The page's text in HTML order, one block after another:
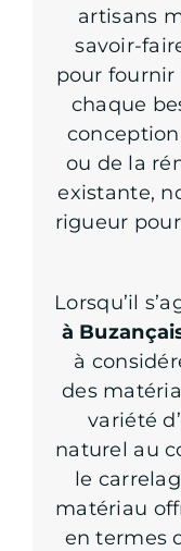
artisans
savoir-
pour fournir
chaque
conception
ou de la
existante,
rigueur
Lorsqu’il
à
à
des
variété
naturel au
le
matériau
en termes